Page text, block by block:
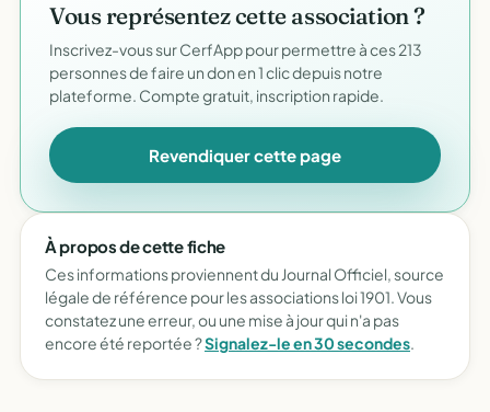
Vous représentez cette association ?
Inscrivez-vous sur CerfApp pour permettre à ces 213
personnes de faire un don en 1 clic depuis notre
plateforme. Compte gratuit, inscription rapide.
Revendiquer cette page
À propos de cette fiche
Ces informations proviennent du Journal Officiel, source
légale de référence pour les associations loi 1901. Vous
constatez une erreur, ou une mise à jour qui n'a pas
encore été reportée ?Signalez-le en 30 secondes.